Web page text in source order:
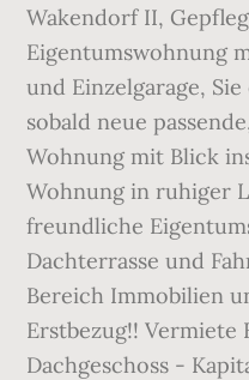
Wakendorf II,
Eigentumswohnung
und Einzelgarage,
sobald neue
Wohnung mit Blick
Wohnung in ruhiger
freundliche
Dachterrasse und
Bereich Immobilien
Erstbezug!!
Dachgeschoss -